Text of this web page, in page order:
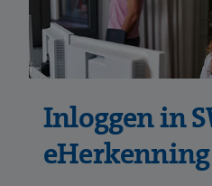
Inloggen in
eHerkenning